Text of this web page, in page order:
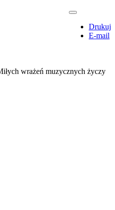
Drukuj
E-mail
wrażeń muzycznych życzy